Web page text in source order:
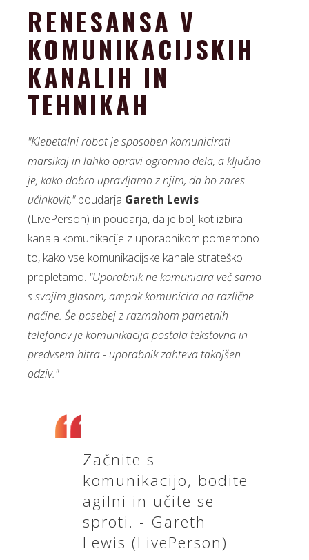
RENESANSA V
KOMUNIKACIJSKIH
KANALIH IN
TEHNIKAH
"Klepetalni robot je sposoben komunicirati
marsikaj in lahko opravi ogromno dela, a ključno
je, kako dobro upravljamo z njim, da bo zares
učinkovit,"poudarja Gareth Lewis
(LivePerson) in poudarja, da je bolj kot izbira
kanala komunikacije z uporabnikom pomembno
to, kako vse komunikacijske kanale strateško
prepletamo. "Uporabnik ne komunicira več samo
s svojim glasom, ampak komunicira na različne
načine. Še posebej z razmahom pametnih
telefonov je komunikacija postala tekstovna in
predvsem hitra - uporabnik zahteva takojšen
odziv."
Začnite s
komunikacijo, bodite
agilni in učite se
sproti. - Gareth
Lewis (LivePerson)